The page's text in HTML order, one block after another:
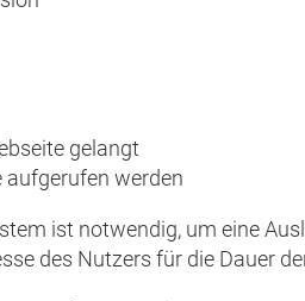
gelangt
aufgerufen werden
ist notwendig, um eine
des Nutzers für die Dauer